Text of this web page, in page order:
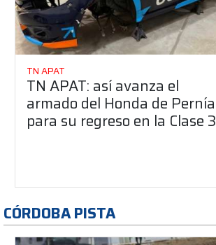
TN APAT
TN APAT: así avanza el
armado del Honda de Pernía
para su regreso en la Clase 3
CÓRDOBA PISTA